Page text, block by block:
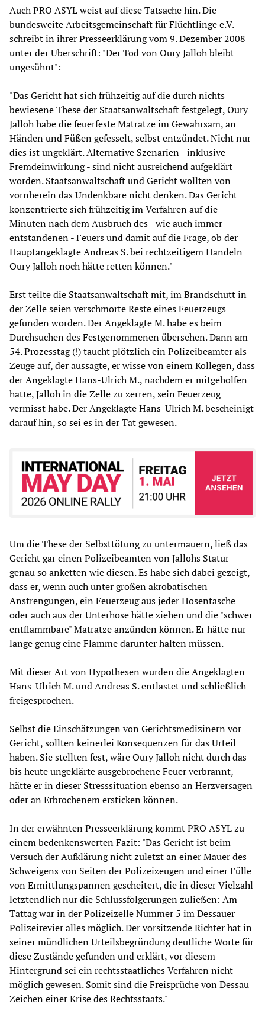
Auch PRO ASYL weist auf diese Tatsache hin. Die
bundesweite Arbeitsgemeinschaft für Flüchtlinge e.V.
schreibt in ihrer Presseerklärung vom 9. Dezember 2008
unter der Überschrift: "Der Tod von Oury Jalloh bleibt
ungesühnt":
"Das Gericht hat sich frühzeitig auf die durch nichts
bewiesene These der Staatsanwaltschaft festgelegt, Oury
Jalloh habe die feuerfeste Matratze im Gewahrsam, an
Händen und Füßen gefesselt, selbst entzündet. Nicht nur
dies ist ungeklärt. Alternative Szenarien - inklusive
Fremdeinwirkung - sind nicht ausreichend aufgeklärt
worden. Staatsanwaltschaft und Gericht wollten von
vornherein das Undenkbare nicht denken. Das Gericht
konzentrierte sich frühzeitig im Verfahren auf die
Minuten nach dem Ausbruch des - wie auch immer
entstandenen - Feuers und damit auf die Frage, ob der
Hauptangeklagte Andreas S. bei rechtzeitigem Handeln
Oury Jalloh noch hätte retten können."
Erst teilte die Staatsanwaltschaft mit, im Brandschutt in
der Zelle seien verschmorte Reste eines Feuerzeugs
gefunden worden. Der Angeklagte M. habe es beim
Durchsuchen des Festgenommenen übersehen. Dann am
54. Prozesstag (!) taucht plötzlich ein Polizeibeamter als
Zeuge auf, der aussagte, er wisse von einem Kollegen, dass
der Angeklagte Hans-Ulrich M., nachdem er mitgeholfen
hatte, Jalloh in die Zelle zu zerren, sein Feuerzeug
vermisst habe. Der Angeklagte Hans-Ulrich M. bescheinigt
darauf hin, so sei es in der Tat gewesen.
Um die These der Selbsttötung zu untermauern, ließ das
Gericht gar einen Polizeibeamten von Jallohs Statur
genau so anketten wie diesen. Es habe sich dabei gezeigt,
dass er, wenn auch unter großen akrobatischen
Anstrengungen, ein Feuerzeug aus jeder Hosentasche
oder auch aus der Unterhose hätte ziehen und die "schwer
entflammbare" Matratze anzünden können. Er hätte nur
lange genug eine Flamme darunter halten müssen.
Mit dieser Art von Hypothesen wurden die Angeklagten
Hans-Ulrich M. und Andreas S. entlastet und schließlich
freigesprochen.
Selbst die Einschätzungen von Gerichtsmedizinern vor
Gericht, sollten keinerlei Konsequenzen für das Urteil
haben. Sie stellten fest, wäre Oury Jalloh nicht durch das
bis heute ungeklärte ausgebrochene Feuer verbrannt,
hätte er in dieser Stresssituation ebenso an Herzversagen
oder an Erbrochenem ersticken können.
In der erwähnten Presseerklärung kommt PRO ASYL zu
einem bedenkenswerten Fazit: "Das Gericht ist beim
Versuch der Aufklärung nicht zuletzt an einer Mauer des
Schweigens von Seiten der Polizeizeugen und einer Fülle
von Ermittlungspannen gescheitert, die in dieser Vielzahl
letztendlich nur die Schlussfolgerungen zuließen: Am
Tattag war in der Polizeizelle Nummer 5 im Dessauer
Polizeirevier alles möglich. Der vorsitzende Richter hat in
seiner mündlichen Urteilsbegründung deutliche Worte für
diese Zustände gefunden und erklärt, vor diesem
Hintergrund sei ein rechtsstaatliches Verfahren nicht
möglich gewesen. Somit sind die Freisprüche von Dessau
Zeichen einer Krise des Rechtsstaats."